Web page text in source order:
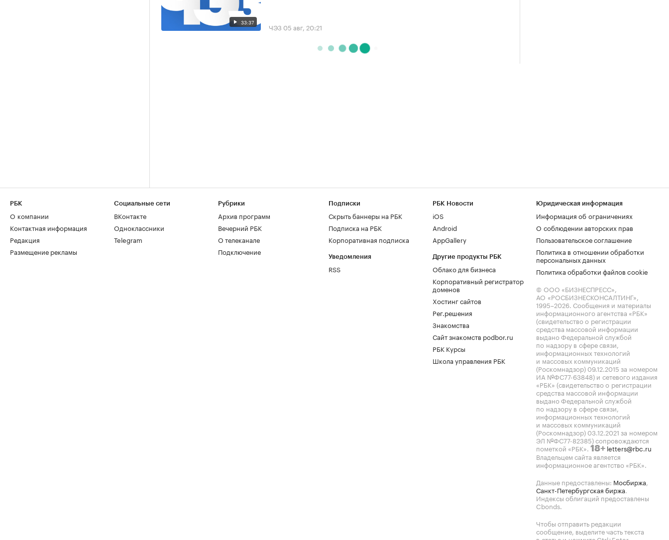
33:37 ЧЭЗ 05 авг, 20:21
РБК
О компании
Контактная информация
Редакция
Размещение рекламы
Социальные сети
ВКонтакте
Одноклассники
Telegram
Рубрики
Архив программ
Вечерний РБК
О телеканале
Подключение
Подписки
Скрыть баннеры на РБК
Подписка на РБК
Корпоративная подписка
Уведомления
RSS
РБК Новости
iOS
Android
AppGallery
Другие продукты РБК
Облако для бизнеса
Корпоративный регистратор
доменов
Хостинг сайтов
Рег.решения
Знакомства
Сайт знакомств podbor.ru
РБК Курсы
Школа управления РБК
Юридическая информация
Информация об ограничениях
О соблюдении авторских прав
Пользовательское соглашение
Политика в отношении обработки
персональных данных
Политика обработки файлов cookie
© ООО «БИЗНЕСПРЕСС»,
АО «РОСБИЗНЕСКОНСАЛТИНГ»,
1995–2026. Сообщения и материалы
информационного агентства «РБК»
(свидетельство о регистрации
средства массовой информации
выдано Федеральной службой
по надзору в сфере связи,
информационных технологий
и массовых коммуникаций
(Роскомнадзор) 09.12.2015 за номером
ИА №ФС77-63848) и сетевого издания
«РБК» (свидетельство о регистрации
средства массовой информации
выдано Федеральной службой
по надзору в сфере связи,
информационных технологий
и массовых коммуникаций
(Роскомнадзор) 03.12.2021 за номером
ЭЛ №ФС77-82385) сопровождаются
пометкой «РБК». 18+ letters@rbc.ru
Владельцем сайта является
информационное агентство «РБК».
Данные предоставлены: Мосбиржа,
Санкт-Петербургская биржа.
Индексы облигаций предоставлены
Cbonds.
Чтобы отправить редакции
сообщение, выделите часть текста